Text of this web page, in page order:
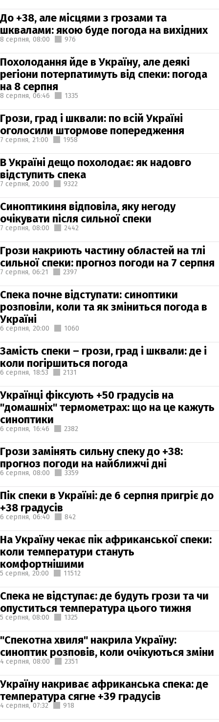
До +38, але місцями з грозами та
шквалами: якою буде погода на вихідних
8 серпня, 08:00 976
Похолодання йде в Україну, але деякі
регіони потерпатимуть від спеки: погода
на 8 серпня
8 серпня, 06:46 1335
Грози, град і шквали: по всій Україні
оголосили штормове попередження
7 серпня, 21:00 1958
В Україні дещо похолодає: як надовго
відступить спека
7 серпня, 20:00 9322
Синоптикиня відповіла, яку негоду
очікувати після сильної спеки
7 серпня, 08:00 2442
Грози накриють частину областей на тлі
сильної спеки: прогноз погоди на 7 серпня
7 серпня, 06:21 2397
Спека почне відступати: синоптики
розповіли, коли та як зміниться погода в
Україні
6 серпня, 20:00 1060
Замість спеки – грози, град і шквали: де і
коли погіршиться погода
6 серпня, 18:53 2131
Українці фіксують +50 градусів на
"домашніх" термометрах: що на це кажуть
синоптики
6 серпня, 16:46 2382
Грози замінять сильну спеку до +38:
прогноз погоди на найближчі дні
6 серпня, 08:00 3359
Пік спеки в Україні: де 6 серпня пригріє до
+38 градусів
6 серпня, 06:40 842
На Україну чекає пік африканської спеки:
коли температури стануть
комфортнішими
5 серпня, 20:00 11512
Спека не відступає: де будуть грози та чи
опуститься температура цього тижня
5 серпня, 08:00 1325
"Спекотна хвиля" накрила Україну:
синоптик розповів, коли очікуються зміни
4 серпня, 08:00 2351
Україну накриває африканська спека: де
температура сягне +39 градусів
4 серпня, 07:32 918